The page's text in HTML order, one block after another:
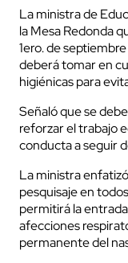
La ministra de
la Mesa Redonda
1ero. de
deberá tomar en
higiénicas para
Señaló que se
reforzar el trabajo
conducta a seguir
La ministra
pesquisaje en
permitirá la
afecciones
permanente del